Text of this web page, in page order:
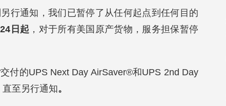
另行通知，我们已暂停了从任何起点到任何目的
日起 ，对于所有美国原产货物，服务担保暂停
交付的UPS Next Day AirSaver®和UPS 2nd Day
至另行通知。